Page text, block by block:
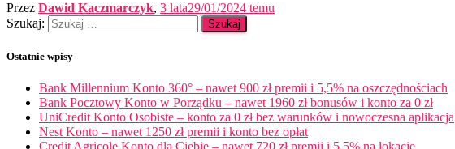
Przez Dawid Kaczmarczyk, 3 lata29/01/2024 temu
Szukaj:
Ostatnie wpisy
Bank Millennium Konto 360° – nawet 900 zł premii i 5,5% na oszczędnościach
Bank Pocztowy Konto w Porządku – nawet 1960 zł bonusów i konto za 0 zł
UniCredit Konto Osobiste – konto za 0 zł bez warunków i nowoczesna aplikacja
Nest Konto – nawet 1250 zł premii i konto bez opłat